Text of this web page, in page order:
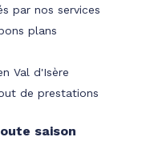
par nos services
plans
Val d'Isère
de prestations
saison